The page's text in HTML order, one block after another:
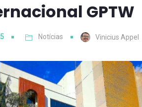
GPTW
Notícias Vinicius Appel